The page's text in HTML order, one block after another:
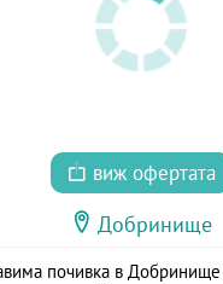
виж офертата
Добринище
почивка в Добринище